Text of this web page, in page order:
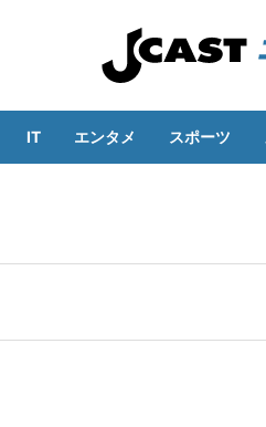
IT エンタメ スポーツ